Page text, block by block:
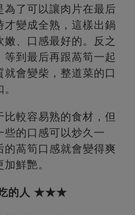
為了可以讓肉片在最后
才變成全熟，這樣出鍋
嫩、口感最好的。反之
等到最后再跟萵筍一起
會變柴，整道菜的口
比較容易熟的食材，但
些的口感可以炒久一
的萵筍口感就會變得爽
鮮艷。
的人 ★★★